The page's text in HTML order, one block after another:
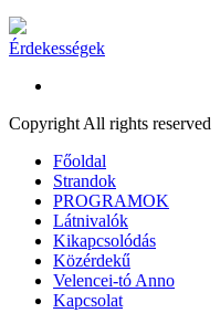
Érdekességek
Copyright All rights reserved
Főoldal
Strandok
PROGRAMOK
Látnivalók
Kikapcsolódás
Közérdekű
Velencei-tó Anno
Kapcsolat